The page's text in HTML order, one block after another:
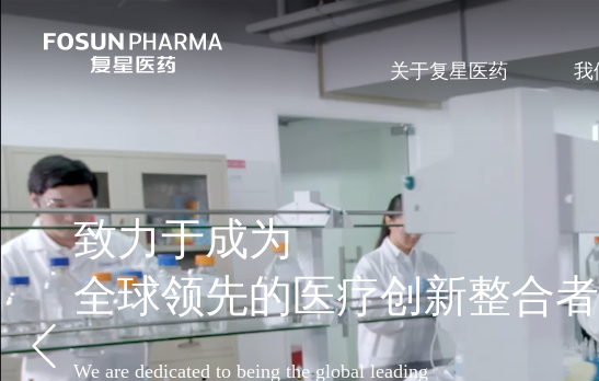
关于复星医药 我
致力于成为
全球领先的医疗创新整合者
We are dedicated to being the global leading